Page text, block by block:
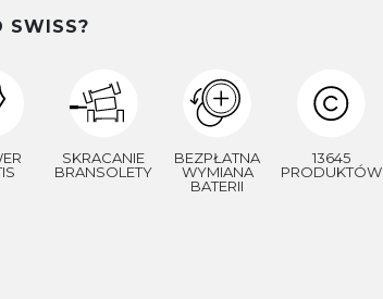
SWISS?
SKRACANIE
BRANSOLETY
BEZPŁATNA
WYMIANA
BATERII
13645
PRODUKTÓW